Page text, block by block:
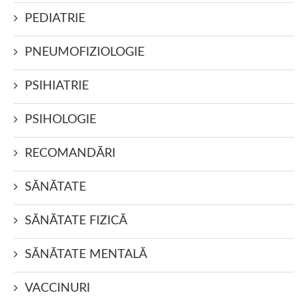
PEDIATRIE
PNEUMOFIZIOLOGIE
PSIHIATRIE
PSIHOLOGIE
RECOMANDĂRI
SĂNĂTATE
SĂNĂTATE FIZICĂ
SĂNĂTATE MENTALĂ
VACCINURI